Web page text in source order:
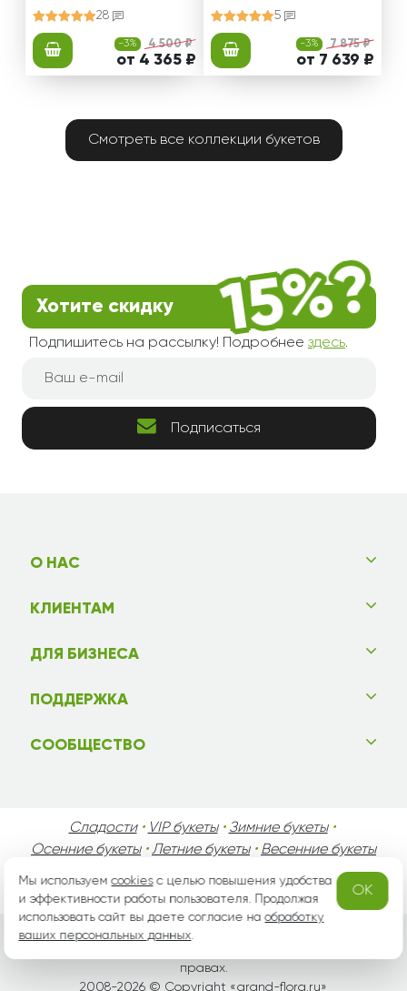
28
-3% 4 500 ₽
от 4 365 ₽
5
-3% 7 875 ₽
от 7 639 ₽
Смотреть все коллекции букетов
Хотите скидку
Подпишитесь на рассылку! Подробнее здесь.
Подписаться
О НАС
КЛИЕНТАМ
ДЛЯ БИЗНЕСА
ПОДДЕРЖКА
СООБЩЕСТВО
Сладости• VIP букеты• Зимние букеты•
Осенние букеты•Летние букеты• Весенние букеты
•
День Мужчин•Праздники!
правах.
2008-2026 © Copyright «grand-flora.ru»
Мы используемcookiesс целью повышения удобства
и эффективности работы пользователя. Продолжая
использовать сайт вы даете согласие наобработку
ваших персональных данных.
OK